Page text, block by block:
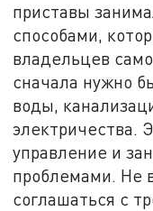
приставы
способами,
владельцев
сначала нужно
воды,
электричества.
управление и
проблемами. Не
соглашаться с